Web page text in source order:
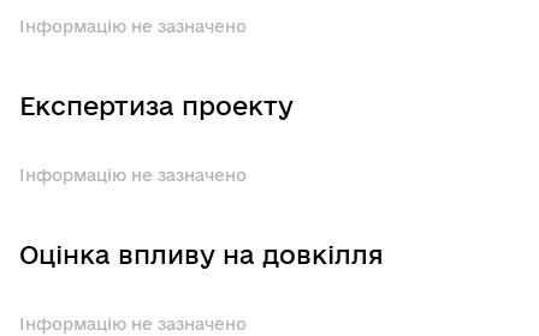
Інформацію не зазначено
Експертиза проекту
Інформацію не зазначено
Оцінка впливу на довкілля
Інформацію не зазначено